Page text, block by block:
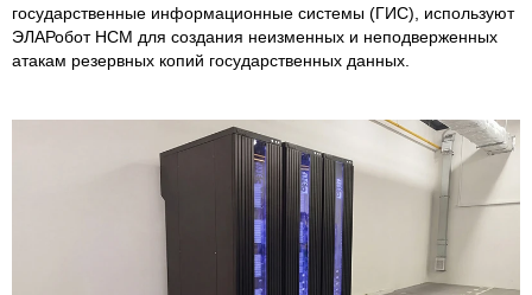
государственные информационные системы (ГИС), используют
ЭЛАРобот НСМ для создания неизменных и неподверженных
атакам резервных копий государственных данных.